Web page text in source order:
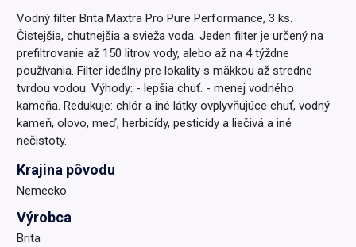
Vodný filter Brita Maxtra Pro Pure Performance, 3 ks.
Čistejšia, chutnejšia a svieža voda. Jeden filter je určený na
prefiltrovanie až 150 litrov vody, alebo až na 4 týždne
používania. Filter ideálny pre lokality s mäkkou až stredne
tvrdou vodou. Výhody: - lepšia chuť. - menej vodného
kameňa. Redukuje: chlór a iné látky ovplyvňujúce chuť, vodný
kameň, olovo, meď, herbicídy, pesticídy a liečivá a iné
nečistoty.
Krajina pôvodu
Nemecko
Výrobca
Brita